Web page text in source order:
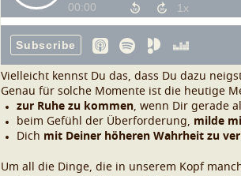
Vielleicht kennst Du das, dass Du dazu
Genau für solche Momente ist die heutige
zur Ruhe zu kommen, wenn Dir gerade
beim Gefühl der Überforderung, milde
Dich mit Deiner höheren Wahrheit zu
Um all die Dinge, die in unserem Kopf